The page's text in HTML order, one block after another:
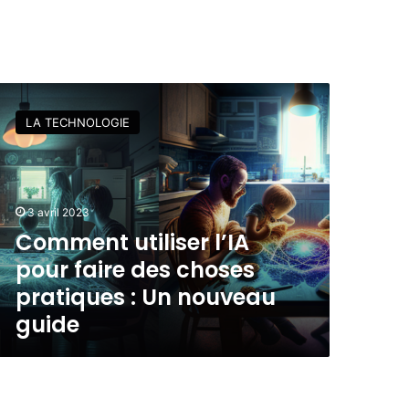
LA TECHNOLOGIE
3 avril 2023
Comment utiliser l’IA
pour faire des choses
pratiques : Un nouveau
guide